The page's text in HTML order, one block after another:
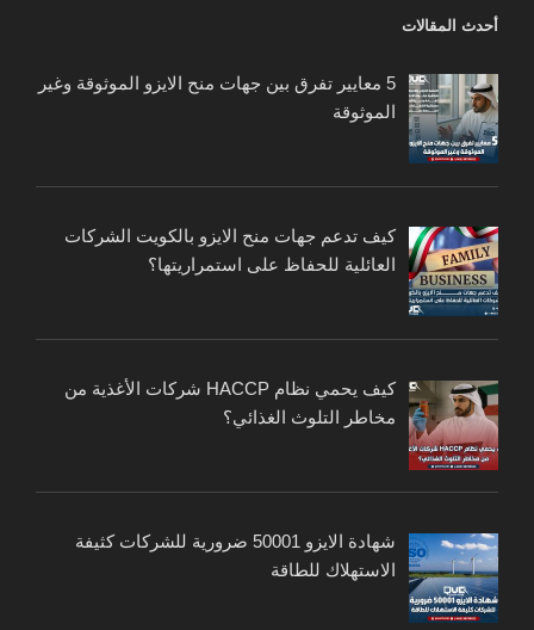
أحدث المقالات
5 معايير تفرق بين جهات منح الايزو الموثوقة وغير
الموثوقة
كيف تدعم جهات منح الايزو بالكويت الشركات
العائلية للحفاظ على استمراريتها؟
كيف يحمي نظام HACCP شركات الأغذية من
مخاطر التلوث الغذائي؟
شهادة الايزو 50001 ضرورية للشركات كثيفة
الاستهلاك للطاقة